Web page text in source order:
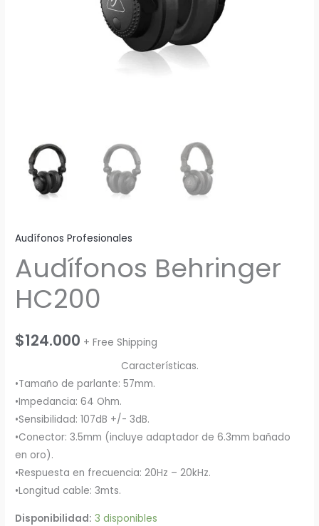
Audífonos Profesionales
Audífonos Behringer
HC200
$124.000 + Free Shipping
Características.
•Tamaño de parlante: 57mm.
•Impedancia: 64 Ohm.
•Sensibilidad: 107dB +/- 3dB.
•Conector: 3.5mm (incluye adaptador de 6.3mm bañado
en oro).
•Respuesta en frecuencia: 20Hz – 20kHz.
•Longitud cable: 3mts.
Disponibilidad: 3 disponibles